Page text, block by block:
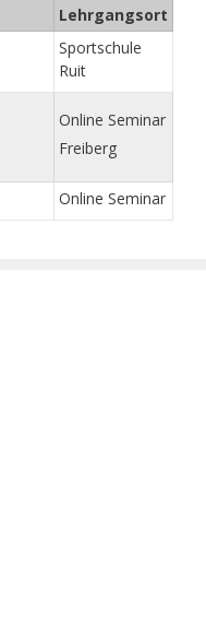
Lehrgangsort
Sportschule
Ruit
Online Seminar
Freiberg
Online Seminar